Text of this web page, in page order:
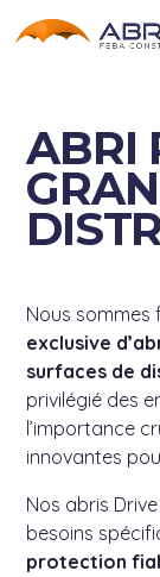
ABRI
Nous sommes
exclusive
surfaces de
privilégié des
l’importance
innovantes
Nos abris
besoins
protection